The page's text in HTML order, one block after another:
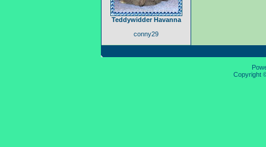
Teddywidder Havanna
conny29
Copyright